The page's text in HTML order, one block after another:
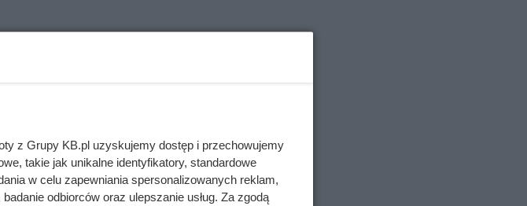
z Grupy KB.pl uzyskujemy dostęp i przechowujemy
takie jak unikalne identyfikatory, standardowe
w celu zapewniania spersonalizowanych reklam,
odbiorców oraz ulepszanie usług. Za zgodą